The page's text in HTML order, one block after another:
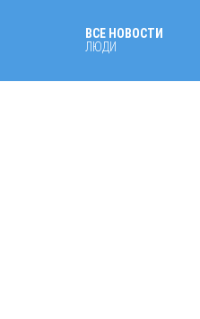
ВСЕ НОВОСТИ
ЛЮДИ